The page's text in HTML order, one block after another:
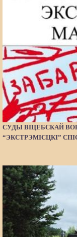
СУДЫ ВІЦЕБСКАЙ
“ЭКСТРЭМІСЦКІ”